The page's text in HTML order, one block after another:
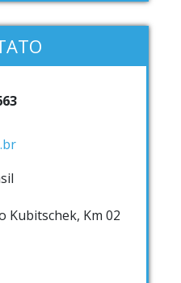
Kubitschek, Km 02